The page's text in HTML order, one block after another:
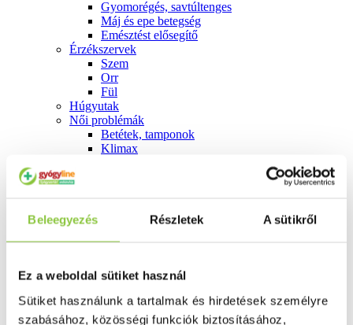
Beleegyezés Részletek A sütikről
Ez a weboldal sütiket használ
Sütiket használunk a tartalmak és hirdetések személyre
szabásához, közösségi funkciók biztosításához,
Gyomorégés, savtúltenges
Máj és epe betegség
Emésztést elősegítő
Érzékszervek
Szem
Orr
Fül
Húgyutak
Női problémák
Betétek, tamponok
Klimax
Fogamzásgátlás, síkosítók, potencia
Férfi problémák
Aranyér
Koleszterinszint csökkentők, omega 3
Vérnyomás és szív gyógyszerei